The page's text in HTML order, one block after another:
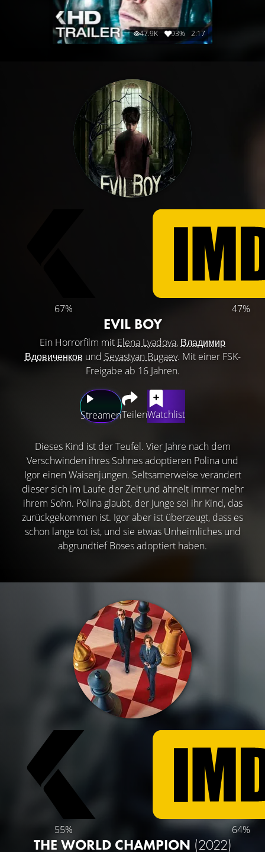
47.9K 93% 2:17
67% 47%
EVIL BOY
Ein Horrorfilm mit Elena Lyadova, Владимир
Вдовиченков und Sevastyan Bugaev. Mit einer FSK-
Freigabe ab 16 Jahren.
StreamenTeilenWatchlist
Dieses Kind ist der Teufel. Vier Jahre nach dem
Verschwinden ihres Sohnes adoptieren Polina und
Igor einen Waisenjungen. Seltsamerweise verändert
dieser sich im Laufe der Zeit und ähnelt immer mehr
ihrem Sohn. Polina glaubt, der Junge sei ihr Kind, das
zurückgekommen ist. Igor aber ist überzeugt, dass es
schon lange tot ist, und sie etwas Unheimliches und
abgrundtief Böses adoptiert haben.
55% 64%
THE WORLD CHAMPION (2022)